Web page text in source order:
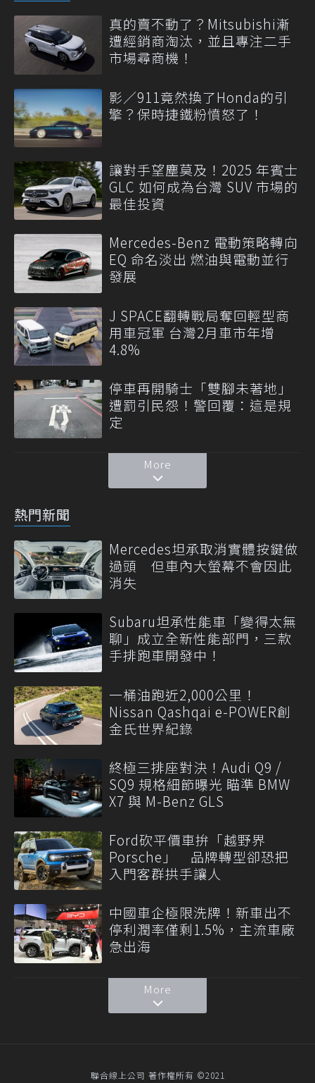
真的賣不動了？Mitsubishi漸
遭經銷商淘汰，並且專注二手
市場尋商機！
影／911竟然換了Honda的引
擎？保時捷鐵粉憤怒了！
讓對手望塵莫及！2025 年賓士
GLC 如何成為台灣 SUV 市場的
最佳投資
Mercedes-Benz 電動策略轉向
EQ 命名淡出 燃油與電動並行
發展
J SPACE翻轉戰局奪回輕型商
用車冠軍 台灣2月車市年增
4.8%
停車再開騎士「雙腳未著地」
遭罰引民怨！警回覆：這是規
定
More
熱門新聞
Mercedes坦承取消實體按鍵做
過頭 但車內大螢幕不會因此
消失
Subaru坦承性能車「變得太無
聊」成立全新性能部門，三款
手排跑車開發中！
一桶油跑近2,000公里！
Nissan Qashqai e-POWER創
金氏世界紀錄
終極三排座對決！Audi Q9 /
SQ9 規格細節曝光 瞄準 BMW
X7 與 M-Benz GLS
Ford砍平價車拚「越野界
Porsche」 品牌轉型卻恐把
入門客群拱手讓人
中國車企極限洗牌！新車出不
停利潤率僅剩1.5%，主流車廠
急出海
More
聯合線上公司 著作權所有 ©2021